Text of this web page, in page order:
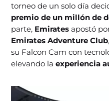
torneo de un solo día
premio de un millón de
parte, Emiratesapostó
Emirates Adventure Club
su Falcon Cam con
elevando laexperiencia